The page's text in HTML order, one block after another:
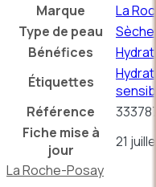
Marque
La
Type de peau
Sèche
Bénéfices
Étiquettes
Référence
Fiche mise à
jour
21
La Roche-Posay